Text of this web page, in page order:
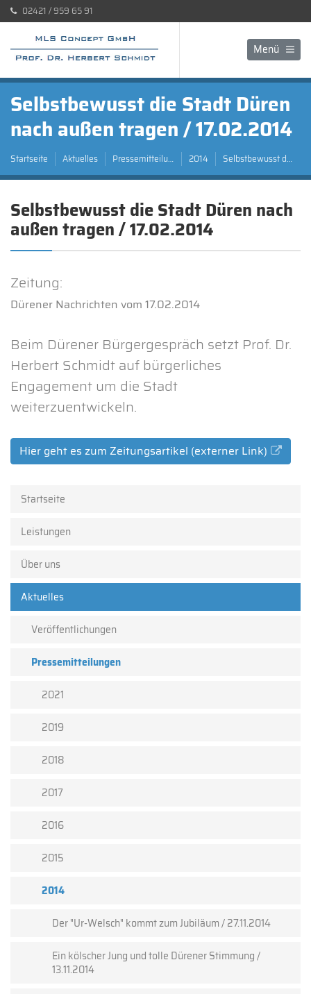
02421 / 959 65 91
Menü
Selbstbewusst die Stadt Düren
nach außen tragen / 17.02.2014
Startseite Aktuelles Pressemitteilungen 2014 Selbstbewusst die Stadt Düren nach außen tragen / 17.02.2014
Startseite
Leistungen
Über uns
Aktuelles
Veröffentlichungen
Pressemitteilungen
2021
2019
2018
2017
2016
2015
2014
Der "Ur-Welsch" kommt zum Jubiläum / 27.11.2014
Ein kölscher Jung und tolle Dürener Stimmung /
13.11.2014
Selbstbewusst die Stadt Düren nach
außen tragen / 17.02.2014
Zeitung:
Dürener Nachrichten vom 17.02.2014
Beim Dürener Bürgergespräch setzt Prof. Dr.
Herbert Schmidt auf bürgerliches
Engagement um die Stadt
weiterzuentwickeln.
Hier geht es zum Zeitungsartikel (externer Link)